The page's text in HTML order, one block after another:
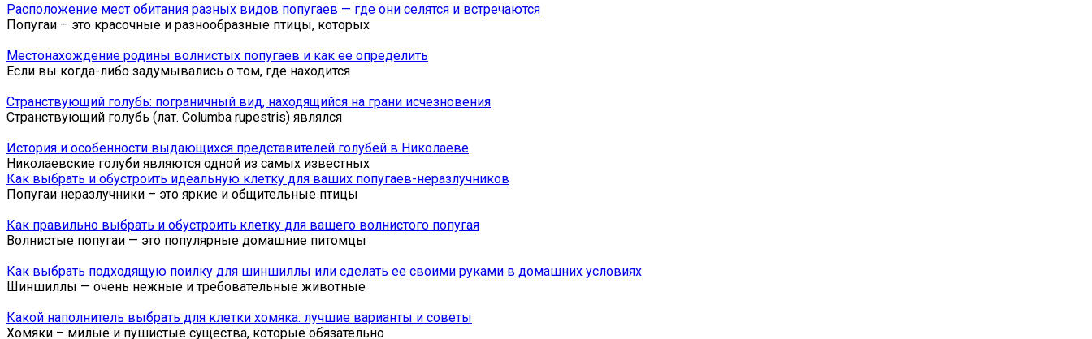
Расположение мест обитания разных видов попугаев — где они селятся и встречаются
Попугаи – это красочные и разнообразные птицы, которых
Местонахождение родины волнистых попугаев и как ее определить
Если вы когда-либо задумывались о том, где находится
Странствующий голубь: пограничный вид, находящийся на грани исчезновения
Странствующий голубь (лат. Columba rupestris) являлся
История и особенности выдающихся представителей голубей в Николаеве
Николаевские голуби являются одной из самых известных
Как выбрать и обустроить идеальную клетку для ваших попугаев-неразлучников
Попугаи неразлучники – это яркие и общительные птицы
Как правильно выбрать и обустроить клетку для вашего волнистого попугая
Волнистые попугаи — это популярные домашние питомцы
Как выбрать подходящую поилку для шиншиллы или сделать ее своими руками в домашних условиях
Шиншиллы — очень нежные и требовательные животные
Какой наполнитель выбрать для клетки хомяка: лучшие варианты и советы
Хомяки – милые и пушистые существа, которые обязательно